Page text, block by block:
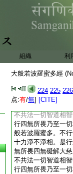
組織 利
大般若波羅蜜多經
224 225 226
点:有/無] [CITE]
無常。不行佛十力
蜜多。不行四無所
喜大捨十八佛不共
智常無常。不行四
不行佛十力樂苦相
行四無所畏四無礙
八佛不共法一切智
不行四無所畏乃至
般若波羅蜜多。不
十力我無我相。是
無所畏四無礙解大
不共法一切智道相
行四無所畏乃至一
般若波羅蜜多。不
十力淨不淨相。是
無所畏四無礙解大
不共法一切智道相
行四無所畏乃至一